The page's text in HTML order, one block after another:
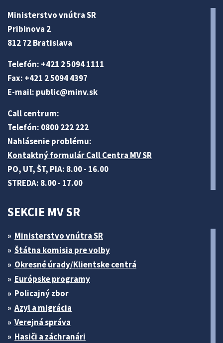
Ministerstvo vnútra SR
Pribinova 2
812 72 Bratislava
Telefón: +421 2 5094 1111
Fax: +421 2 5094 4397
E-mail: public@minv.sk
Call centrum:
Telefón: 0800 222 222
Nahlásenie problému:
Kontaktný formulár Call Centra MV SR
PO, UT, ŠT, PIA: 8.00 - 16.00
STREDA: 8.00 - 17.00
SEKCIE MV SR
Ministerstvo vnútra SR
Štátna komisia pre volby
Okresné úrady/Klientske centrá
Európske programy
Policajný zbor
Azyl a migrácia
Verejná správa
Hasiči a záchranári